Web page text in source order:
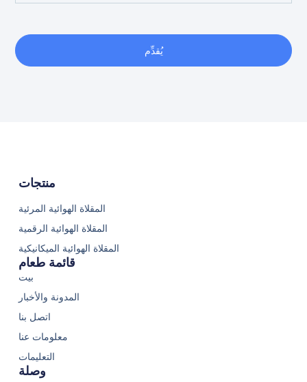
يُقدِّم
منتجات
المقلاة الهوائية المرئية
المقلاة الهوائية الرقمية
المقلاة الهوائية الميكانيكية
قائمة طعام
بيت
المدونة والأخبار
اتصل بنا
معلومات عنا
التعليمات
وصلة